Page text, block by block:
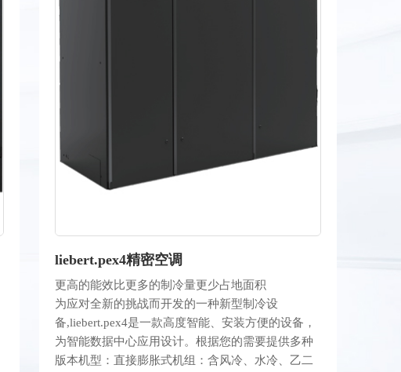
liebert.pex4精密空调
更高的能效比更多的制冷量更少占地面积
为应对全新的挑战而开发的一种新型制冷设
备,liebert.pex4是一款高度智能、安装方便的设备，
为智能数据中心应用设计。根据您的需要提供多种
版本机型：直接膨胀式机组：含风冷、水冷、乙二